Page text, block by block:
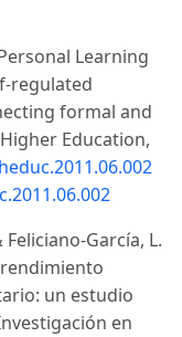
Learning
regulated
formal and
Education,
García, L.
un estudio
en